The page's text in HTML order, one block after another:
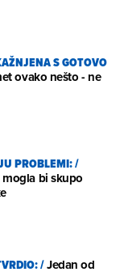
S GOTOVO
ovako nešto - ne
PROBLEMI:/
bi skupo
/Jedan od